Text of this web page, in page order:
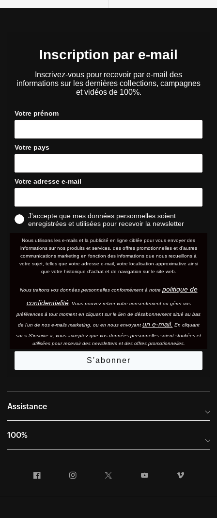
Inscription par e-mail
Inscrivez-vous pour recevoir par e-mail des
informations sur les dernières collections, campagnes
et vidéos de 100%.
Votre prénom
Votre pays
Votre adresse e-mail
J'accepte que mes données personnelles soient
enregistrées et utilisées pour recevoir la newsletter
Nous utilisons les e-mails et la publicité en ligne ciblée pour vous envoyer des
informations sur nos produits et services, des offres promotionnelles et d'autres
communications marketing en fonction des informations que nous recueillons à
votre sujet, telles que votre adresse e-mail, votre localisation approximative ainsi
que votre historique d'achat et de navigation sur le site web.
Nous traitons vos données personnelles conformément à notre politique de
confidentialité. Vous pouvez retirer votre consentement ou gérer vos
préférences à tout moment en cliquant sur le lien de désabonnement situé au bas
de l'un de nos e-mails marketing, ou en nous envoyant un e-mail. En cliquant
sur « S'inscrire », vous acceptez que vos données personnelles soient stockées et
utilisées pour recevoir des newsletters et des offres promotionnelles.
S'abonner
Assistance
Foire aux questions
Conditions générales de vente
100%
Informations sur l'entreprise
Facebook Instagram YouTube